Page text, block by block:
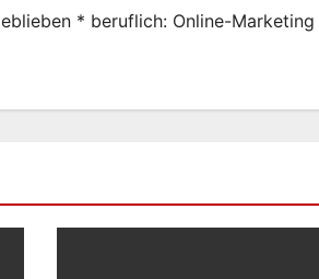
* beruflich: Online-